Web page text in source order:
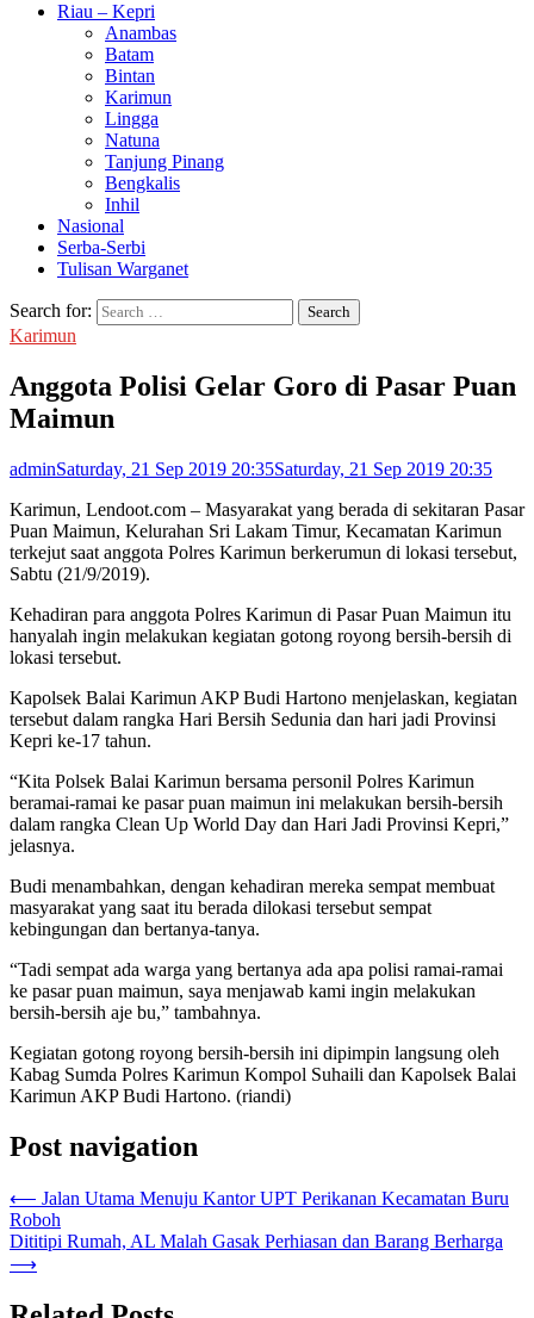
Riau – Kepri
Anambas
Batam
Bintan
Karimun
Lingga
Natuna
Tanjung Pinang
Bengkalis
Inhil
Nasional
Serba-Serbi
Tulisan Warganet
Search for:
Karimun
Anggota Polisi Gelar Goro di Pasar Puan
Maimun
adminSaturday, 21 Sep 2019 20:35Saturday, 21 Sep 2019 20:35
Karimun, Lendoot.com – Masyarakat yang berada di sekitaran Pasar
Puan Maimun, Kelurahan Sri Lakam Timur, Kecamatan Karimun
terkejut saat anggota Polres Karimun berkerumun di lokasi tersebut,
Sabtu (21/9/2019).
Kehadiran para anggota Polres Karimun di Pasar Puan Maimun itu
hanyalah ingin melakukan kegiatan gotong royong bersih-bersih di
lokasi tersebut.
Kapolsek Balai Karimun AKP Budi Hartono menjelaskan, kegiatan
tersebut dalam rangka Hari Bersih Sedunia dan hari jadi Provinsi
Kepri ke-17 tahun.
“Kita Polsek Balai Karimun bersama personil Polres Karimun
beramai-ramai ke pasar puan maimun ini melakukan bersih-bersih
dalam rangka Clean Up World Day dan Hari Jadi Provinsi Kepri,”
jelasnya.
Budi menambahkan, dengan kehadiran mereka sempat membuat
masyarakat yang saat itu berada dilokasi tersebut sempat
kebingungan dan bertanya-tanya.
“Tadi sempat ada warga yang bertanya ada apa polisi ramai-ramai
ke pasar puan maimun, saya menjawab kami ingin melakukan
bersih-bersih aje bu,” tambahnya.
Kegiatan gotong royong bersih-bersih ini dipimpin langsung oleh
Kabag Sumda Polres Karimun Kompol Suhaili dan Kapolsek Balai
Karimun AKP Budi Hartono. (riandi)
Post navigation
⟵ Jalan Utama Menuju Kantor UPT Perikanan Kecamatan Buru
Roboh
Dititipi Rumah, AL Malah Gasak Perhiasan dan Barang Berharga
⟶